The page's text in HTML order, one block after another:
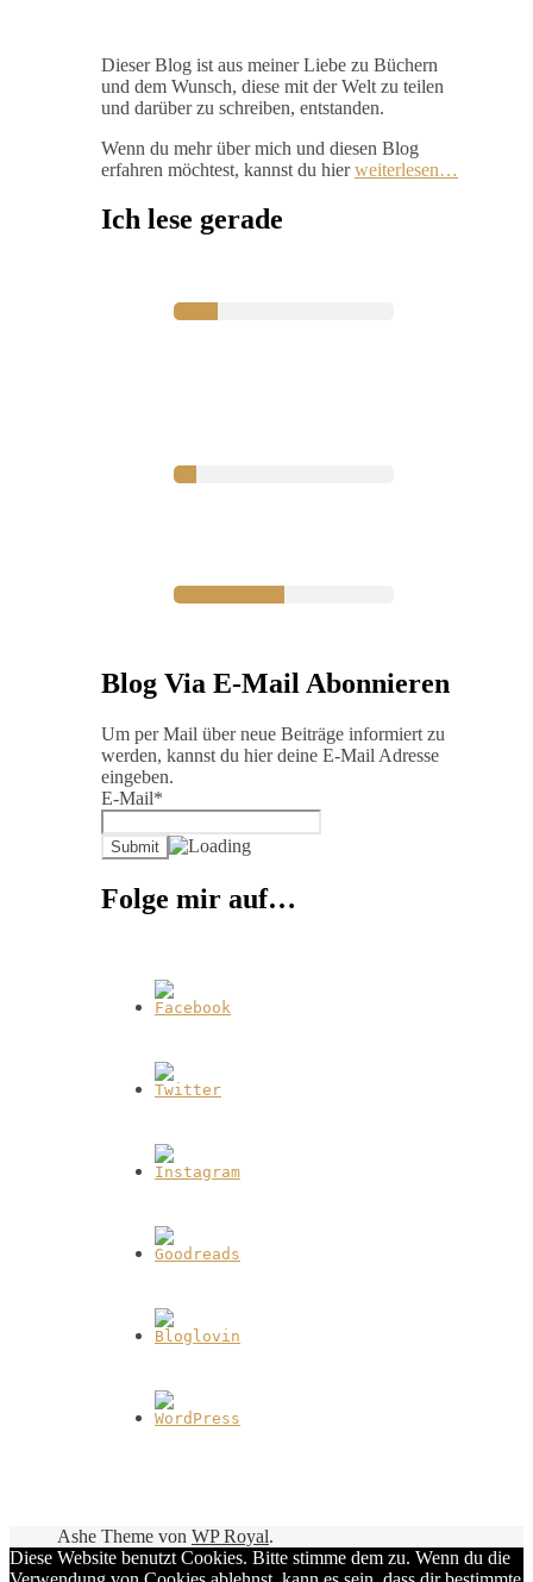
Dieser Blog ist aus meiner Liebe zu Büchern
und dem Wunsch, diese mit der Welt zu teilen
und darüber zu schreiben, entstanden.
Wenn du mehr über mich und diesen Blog
erfahren möchtest, kannst du hierweiterlesen…
Ich lese gerade
Blog Via E-Mail Abonnieren
Um per Mail über neue Beiträge informiert zu
werden, kannst du hier deine E-Mail Adresse
eingeben.
E-Mail*
Folge mir auf…
Ashe Theme von WP Royal.
Diese Website benutzt Cookies. Bitte stimme dem zu. Wenn du die